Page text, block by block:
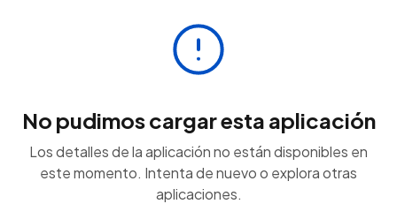
No pudimos cargar esta aplicación
Los detalles de la aplicación no están disponibles en
este momento. Intenta de nuevo o explora otras
aplicaciones.